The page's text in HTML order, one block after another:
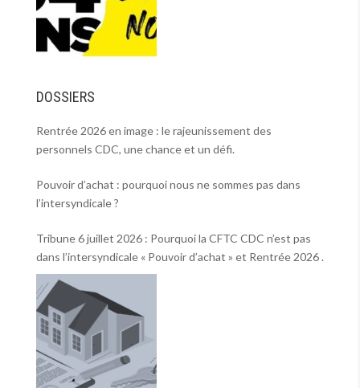
DOSSIERS
Rentrée 2026 en image : le rajeunissement des
personnels CDC, une chance et un défi.
Pouvoir d’achat : pourquoi nous ne sommes pas dans
l’intersyndicale ?
Tribune 6 juillet 2026 : Pourquoi la CFTC CDC n’est pas
dans l’intersyndicale « Pouvoir d’achat » et Rentrée 2026 .